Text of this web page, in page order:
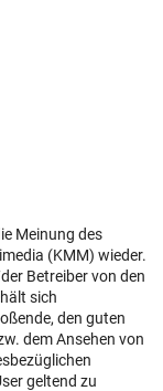
Meinung des
(KMM) wieder.
Betreiber von den
sich
den guten
dem Ansehen von
geltend zu